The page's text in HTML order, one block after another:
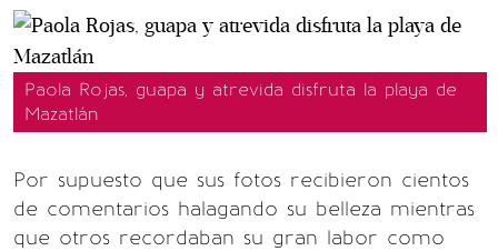
Paola Rojas, guapa y atrevida disfruta la playa de
Mazatlán
Por supuesto que sus fotos recibieron cientos
de comentarios halagando su belleza mientras
que otros recordaban su gran labor como